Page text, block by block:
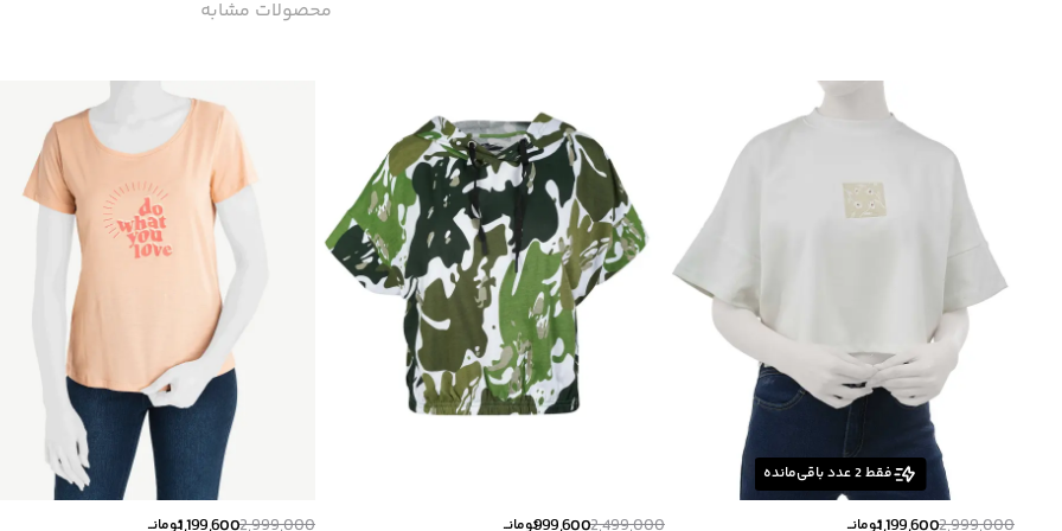
محصولات مشابه
فقط2عدد باقی‌مانده
تومانــ تومانــ تومانــ